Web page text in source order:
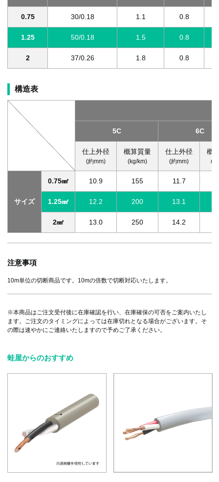
0.75 30/0.18 1.1 0.8
1.25 50/0.18 1.5 0.8
2 37/0.26 1.8 0.8
構造表
5C 6C
仕上外径
(約mm)
概算質量
(kg/km)
仕上外径
(約mm)
概
サイズ
0.75㎟ 10.9 155 11.7
1.25㎟ 12.2 200 13.1
2㎟ 13.0 250 14.2
注意事項
10m単位の切断商品です。10mの倍数で切断対応いたします。
※本商品はご注文受付後に在庫確認を行い、在庫確保の可否をご案内いたし
ます。ご注文のタイミングによっては在庫切れとなる場合がございます。そ
の際は速やかにご連絡いたしますので予めご了承ください。
蛙屋からのおすすめ